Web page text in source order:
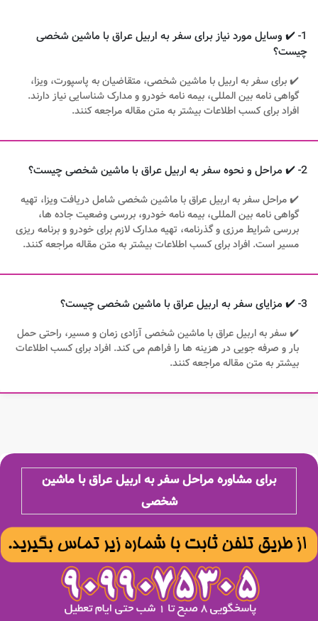
1- ✔️ وسایل مورد نیاز برای سفر به اربیل عراق با ماشین شخصی
چیست؟
✔️ برای سفر به اربیل با ماشین شخصی، متقاضیان به پاسپورت، ویزا،
گواهی نامه بین المللی، بیمه نامه خودرو و مدارک شناسایی نیاز دارند.
افراد برای کسب اطلاعات بیشتر به متن مقاله مراجعه کنند.
2- ✔️ مراحل و نحوه سفر به اربیل عراق با ماشین شخصی چیست؟
✔️ مراحل سفر به اربیل عراق با ماشین شخصی شامل دریافت ویزا، تهیه
گواهی نامه بین المللی، بیمه نامه خودرو، بررسی وضعیت جاده ها،
بررسی شرایط مرزی و گذرنامه، تهیه مدارک لازم برای خودرو و برنامه ریزی
مسیر است. افراد برای کسب اطلاعات بیشتر به متن مقاله مراجعه کنند.
3- ✔️ مزایای سفر به اربیل عراق با ماشین شخصی چیست؟
✔️ سفر به اربیل عراق با ماشین شخصی آزادی زمان و مسیر، راحتی حمل
بار و صرفه جویی در هزینه ها را فراهم می کند. افراد برای کسب اطلاعات
بیشتر به متن مقاله مراجعه کنند.
برای مشاوره مراحل سفر به اربیل عراق با ماشین
شخصی